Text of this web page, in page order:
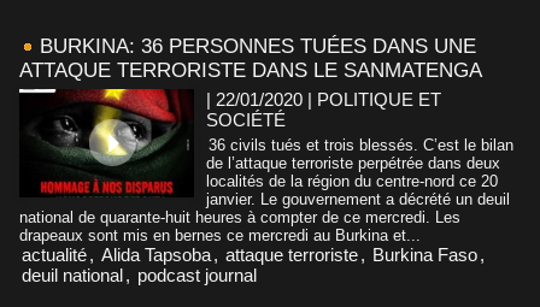
BURKINA: 36 PERSONNES TUÉES DANS UNE
ATTAQUE TERRORISTE DANS LE SANMATENGA
| 22/01/2020 | POLITIQUE ET
SOCIÉTÉ
36 civils tués et trois blessés. C’est le bilan
de l’attaque terroriste perpétrée dans deux
localités de la région du centre-nord ce 20
janvier. Le gouvernement a décrété un deuil
national de quarante-huit heures à compter de ce mercredi. Les
drapeaux sont mis en bernes ce mercredi au Burkina et...
actualité, Alida Tapsoba, attaque terroriste, Burkina Faso,
deuil national, podcast journal